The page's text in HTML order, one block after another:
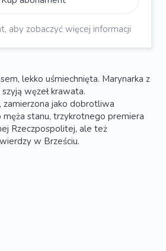
aby zobaczyć więcej informacji
lekko uśmiechnięta. Marynarka z
węzeł krawata.
zamierzona jako dobrotliwa
męża stanu, trzykrotnego premiera
Rzeczpospolitej, ale też
w Brześciu.